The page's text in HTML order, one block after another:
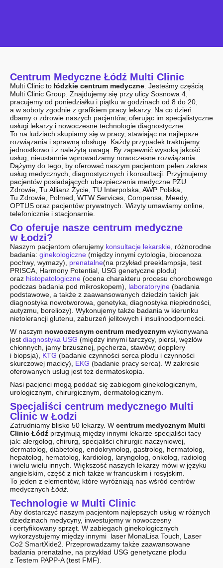
Centrum Medyczne Łódź Multi Clinic
Multi Clinic to łódzkie centrum medyczne . Jesteśmy częścią
Multi Clinic Group. Znajdujemy się przy ulicy Sosnowa 4,
pracujemy od poniedziałku i piątku w godzinach od 8 do 20,
a w soboty zgodnie z grafikiem pracy lekarzy. Na co dzień
dbamy o zdrowie naszych pacjentów, oferując im specjalistyczne
usługi lekarzy i nowoczesne technologie diagnostyczne.
To na ludziach skupiamy się w pracy, stawiając na najlepsze
rozwiązania i sprawną obsługę. Każdy przypadek traktujemy
jednostkowo i z należytą uwagą. By zapewnić wysoką jakość
usług, nieustannie wprowadzamy nowoczesne rozwiązania.
Dążymy do tego, by oferować naszym pacjentom pełen zakres
usług medycznych, diagnostycznych i konsultacji. Przyjmujemy
pacjentów posiadających ubezpieczenia medyczne PZU
Zdrowie, Tu Allianz Życie, TU Interpolska, AWP Polska,
Tu Zdrowie, Polmed, WTW Services, Compensa, Meedy,
OPTUS oraz pacjentów prywatnych. Wizyty umawiamy online,
telefonicznie i stacjonarnie.
Co oferuje nasze centrum medyczne
w Łodzi?
Naszym pacjentom oferujemy konsultacje lekarskie , różnorodne
badania: ginekologiczne (między innymi cytologia, biocenoza
pochwy, wymazy), prenatalne(na przykład preeklampsja, test
PRISCA, Harmony Potential, USG genetyczne płodu)
oraz histopatologiczne (ocena charakteru procesu chorobowego
podczas badania pod mikroskopem), laboratoryjne (badania
podstawowe, a także z zaawansowanych dziedzin takich jak
diagnostyka nowotworowa, genetyka, diagnostyka niepłodności,
autyzmu, boreliozy). Wykonujemy także badania w kierunku
nietolerancji glutenu, zaburzeń jelitowych i insulinoodporności.
W naszym nowoczesnym centrum medycznym wykonywana
jest diagnostyka USG (między innymi tarczycy, piersi, węzłów
chłonnych, jamy brzusznej, pęcherza, stawów; dopplery
i biopsja), KTG (badanie czynności serca płodu i czynności
skurczowej macicy), EKG (badanie pracy serca). W zakresie
oferowanych usług jest też dermatoskopia.
Nasi pacjenci mogą poddać się zabiegom ginekologicznym,
urologicznym, chirurgicznym, dermatologicznym.
Specjaliści centrum medycznego Multi
Clinic w Łodzi
Zatrudniamy blisko 50 lekarzy. W centrum medycznym Multi
Clinic Łódź przyjmują między innymi lekarze specjaliści tacy
jak: alergolog, chirurg, specjaliści chirurgii: naczyniowej,
dermatolog, diabetolog, endokrynolog, gastrolog, hermatolog,
hepatolog, hematolog, kardiolog, laryngolog, onkolog, radiolog
i wielu wielu innych. Większość naszych lekarzy mówi w języku
angielskim, część z nich także w francuskim i rosyjskim.
To jeden z elementów, które wyróżniają nas wśród centrów
medycznych Łódź.
Technologie w Multi Clinic
Aby dostarczyć naszym pacjentom najlepszych usług w różnych
dziedzinach medycyny, inwestujemy w nowoczesny
i certyfikowany sprzęt. W zabiegach ginekologicznych
wykorzystujemy między innymi laser MonaLisa Touch, Laser
Co2 SmartXide2. Przeprowadzamy także zaawansowane
badania prenatalne, na przykład USG genetyczne płodu
z Testem PAPP-A (test FMF).